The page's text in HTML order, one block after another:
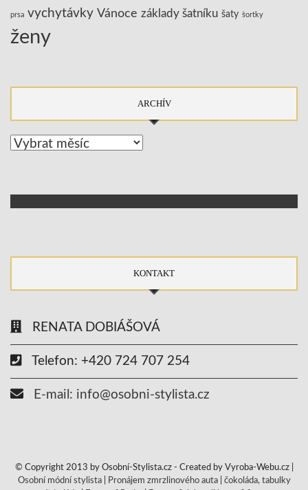
prsa vychytávky Vánoce základy šatníku šaty šortky
ženy
ARCHÍV
Archív
KONTAKT
RENATA DOBIÁŠOVÁ
Telefon: +420 724 707 254
E-mail: info@osobni-stylista.cz
© Copyright 2013 by Osobní-Stylista.cz - Created by Vyroba-Webu.cz |
Osobní módní stylista| Pronájem zmrzlinového auta| čokoláda, tabulky